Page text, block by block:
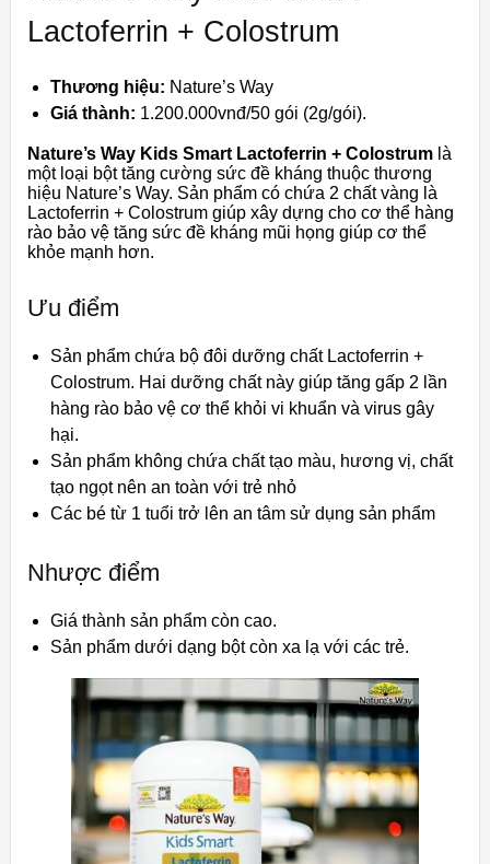
Lactoferrin + Colostrum
Thương hiệu: Nature’s Way
Giá thành: 1.200.000vnđ/50 gói (2g/gói).
Nature’s Way Kids Smart Lactoferrin + Colostrum là
một loại bột tăng cường sức đề kháng thuộc thương
hiệu Nature’s Way. Sản phẩm có chứa 2 chất vàng là
Lactoferrin + Colostrum giúp xây dựng cho cơ thể hàng
rào bảo vệ tăng sức đề kháng mũi họng giúp cơ thể
khỏe mạnh hơn.
Ưu điểm
Sản phẩm chứa bộ đôi dưỡng chất Lactoferrin +
Colostrum. Hai dưỡng chất này giúp tăng gấp 2 lần
hàng rào bảo vệ cơ thể khỏi vi khuẩn và virus gây
hại.
Sản phẩm không chứa chất tạo màu, hương vị, chất
tạo ngọt nên an toàn với trẻ nhỏ
Các bé từ 1 tuổi trở lên an tâm sử dụng sản phẩm
Nhược điểm
Giá thành sản phẩm còn cao.
Sản phẩm dưới dạng bột còn xa lạ với các trẻ.